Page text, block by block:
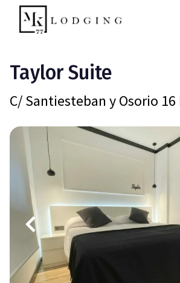
Taylor Suite
C/ Santiesteban y Osorio 16